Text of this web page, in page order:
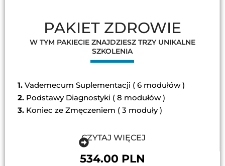
PAKIET ZDROWIE
W TYM PAKIECIE ZNAJDZIESZ TRZY UNIKALNE
SZKOLENIA
1. Vademecum Suplementacji ( 6 modułów )
2. Podstawy Diagnostyki ( 8 modułów )
3. Koniec ze Zmęczeniem ( 3 moduły )
CZYTAJ WIĘCEJ
534.00 PLN